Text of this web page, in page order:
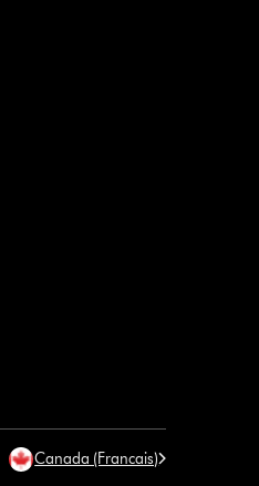
Canada (Francais)